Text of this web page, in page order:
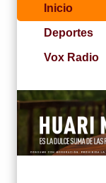
Inicio
Deportes
Vox Radio